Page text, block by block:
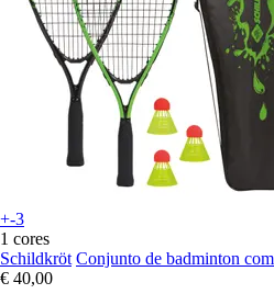
+-3
1 cores
Schildkröt Conjunto de badminton
€ 40,00